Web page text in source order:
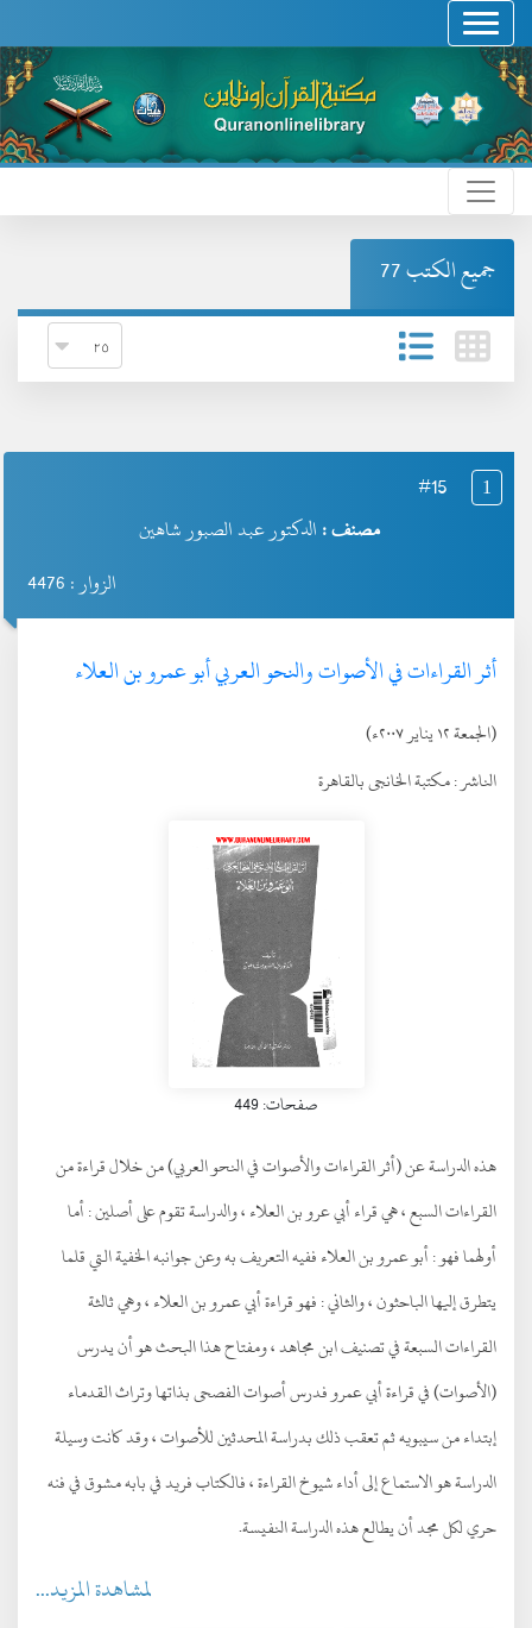
جميع الكتب 77
1
#15
مصنف : الدكتور عبد الصبور شاهين
الزوار : 4476
أثر القراءات في الأصوات والنحو العربي أبو عمرو بن العلاء
(الجمعة ١٢ يناير ٢٠٠٧ء)
الناشر :مكتبة الخانجى بالقاهرة
صفحات: 449
هذه الدراسة عن (أثر القراءات والأصوات في النحو العربي) من خلال قراءة من
القراءات السبع ، هي قراء أبي عرو بن العلاء ، والدراسة تقوم على أصلين : أما
أولهما فهو : أبو عمرو بن العلاء ففيه التعريف به وعن جوانبه الخفية التي قلما
يتطرق إليها الباحثون ، والثاني : فهو قراءة أبي عمرو بن العلاء ، وهي ثالثة
القراءات السبعة في تصنيف ابن مجاهد ، ومفتاح هذا البحث هو أن يدرس
(الأصوات) في قراءة أبي عمرو فدرس أصوات الفصحى بذاتها وتراث القدماء
إبتداء من سيبويه ثم تعقب ذلك بدراسة المحدثين للأصوات ، وقد كانت وسيلة
الدراسة هو الاستماع إلى أداء شيوخ القراءة ، فالكتاب فريد في بابه مشوق في فنه
حري لكل مجد أن يطالع هذه الدراسة النفيسة.
لمشاهدة المزيد...